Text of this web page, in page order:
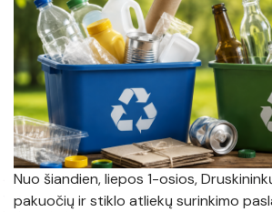
Lėšos veiklai viešinti
Kiti administraciniai
Apdovanojimai
Rekvizitai
Nuorodos
Rinkliavų
Gamybiniai padaliniai
Administracija
Komunalinių atliekų
Nuo šiandien, liepos 1-osios,
pakuočių ir stiklo atliekų surinkimo